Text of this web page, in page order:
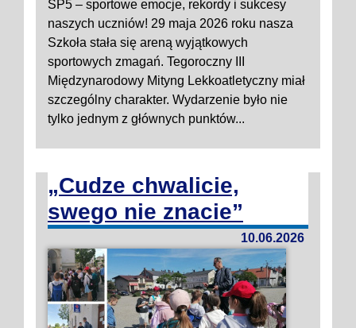
SP5 – sportowe emocje, rekordy i sukcesy
naszych uczniów! 29 maja 2026 roku nasza
Szkoła stała się areną wyjątkowych
sportowych zmagań. Tegoroczny III
Międzynarodowy Mityng Lekkoatletyczny miał
szczególny charakter. Wydarzenie było nie
tylko jednym z głównych punktów...
„Cudze chwalicie,
swego nie znacie”
10.06.2026